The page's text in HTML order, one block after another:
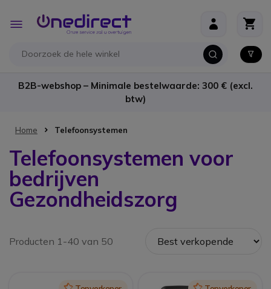
Toggle
Nav
B2B-webshop – Minimale bestelwaarde: 300 € (excl.
btw)
Home Telefoonsystemen
Telefoonsystemen voor
bedrijven
Gezondheidszorg
Producten 1-40 van 50
Icon Icon